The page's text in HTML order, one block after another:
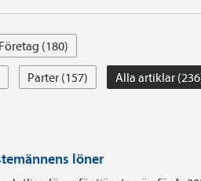
Företag (180)
Parter (157) Alla artiklar
löner